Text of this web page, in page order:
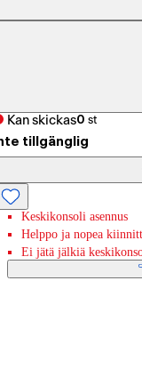
Kan skickas0 st
tillgänglig
Keskikonsoli asennus
Helppo ja nopea
Ei jätä jälkiä